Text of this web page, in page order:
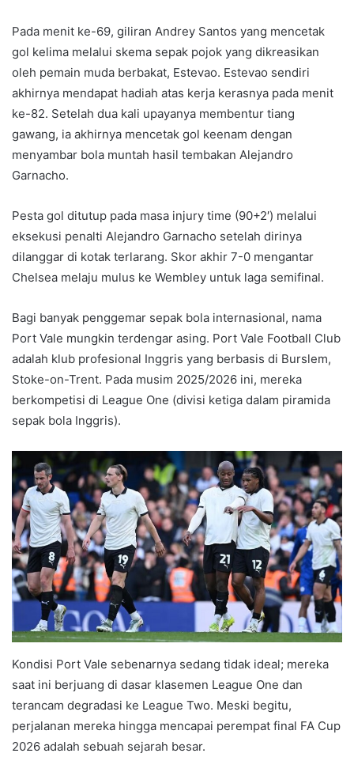
Pada menit ke-69, giliran Andrey Santos yang mencetak
gol kelima melalui skema sepak pojok yang dikreasikan
oleh pemain muda berbakat, Estevao. Estevao sendiri
akhirnya mendapat hadiah atas kerja kerasnya pada menit
ke-82. Setelah dua kali upayanya membentur tiang
gawang, ia akhirnya mencetak gol keenam dengan
menyambar bola muntah hasil tembakan Alejandro
Garnacho.
Pesta gol ditutup pada masa injury time (90+2′) melalui
eksekusi penalti Alejandro Garnacho setelah dirinya
dilanggar di kotak terlarang. Skor akhir 7-0 mengantar
Chelsea melaju mulus ke Wembley untuk laga semifinal.
Bagi banyak penggemar sepak bola internasional, nama
Port Vale mungkin terdengar asing. Port Vale Football Club
adalah klub profesional Inggris yang berbasis di Burslem,
Stoke-on-Trent. Pada musim 2025/2026 ini, mereka
berkompetisi di League One (divisi ketiga dalam piramida
sepak bola Inggris).
Kondisi Port Vale sebenarnya sedang tidak ideal; mereka
saat ini berjuang di dasar klasemen League One dan
terancam degradasi ke League Two. Meski begitu,
perjalanan mereka hingga mencapai perempat final FA Cup
2026 adalah sebuah sejarah besar.